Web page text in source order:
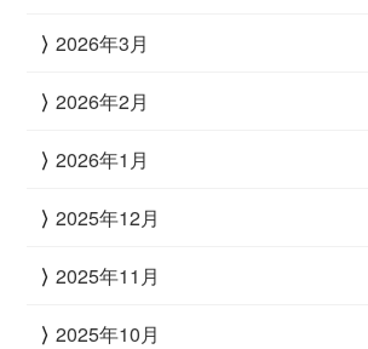
2026年3月
2026年2月
2026年1月
2025年12月
2025年11月
2025年10月